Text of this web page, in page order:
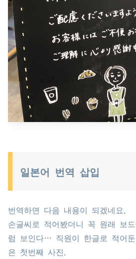
일본어 번역 삽입
번역하면 다음 내용이 되겠네요.
손글씨로 적어봤더니 꼭 원래 보
럼 보인다… 직원이 한글로 적어
은 첫번째 사진.